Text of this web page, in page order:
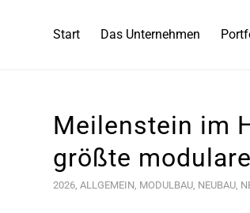
Start Das Unternehmen
Meilenstein im
größte
2026, ALLGEMEIN, MODULBAU, NEUBAU,